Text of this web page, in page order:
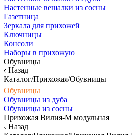
Настенные вешалки из сосны
Газетница
Зеркала для прихожей
Ключницы
Консоли
Наборы в прихожую
Обувницы
Назад
Каталог/Прихожая/Обувницы
Обувницы
Обувницы из дуба
Обувницы из сосны
Прихожая Вилия-М модульная
Назад